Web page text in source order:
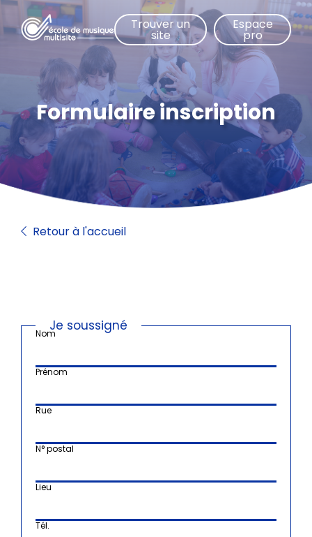
Aller
au
contenu
Trouver un
site
Espace
pro
Formulaire inscription
Retour à l'accueil
Je soussigné
Nom
Prénom
Rue
N° postal
Lieu
Tél.